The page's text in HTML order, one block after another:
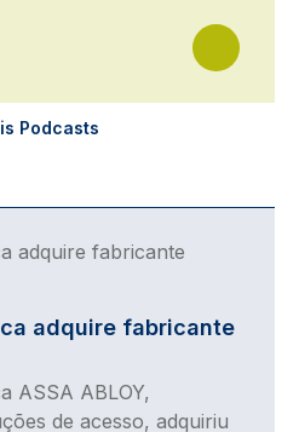
Podcasts
adquire fabricante
ASSA ABLOY,
de acesso, adquiriu